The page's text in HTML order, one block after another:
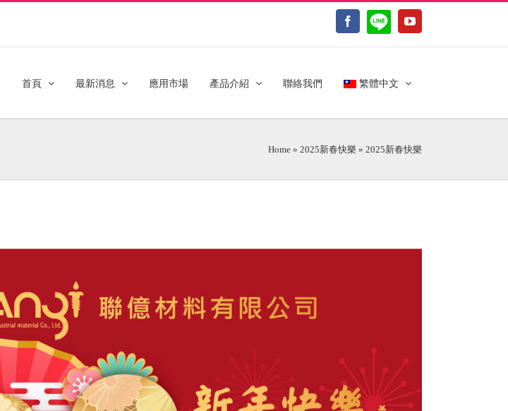
Facebook
LINE@ YouTube
首頁 最新消息 應用市場 產品介紹 聯絡我們 繁體中文
Home » 2025新春快樂 » 2025新春快樂